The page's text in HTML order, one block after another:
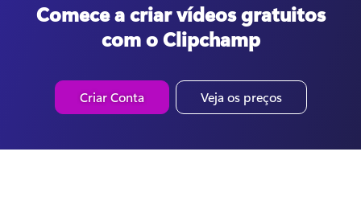
Comece a criar vídeos gratuitos
com o Clipchamp
Criar Conta Veja os preços